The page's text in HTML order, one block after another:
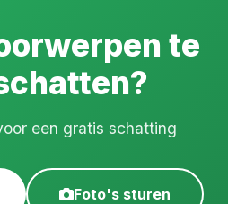
te
een gratis schatting
Foto's sturen